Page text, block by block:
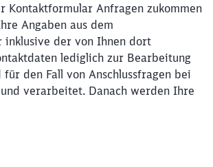
Kontaktformular Anfragen zukommen
Angaben aus dem
inklusive der von Ihnen dort
lediglich zur Bearbeitung
den Fall von Anschlussfragen bei
verarbeitet. Danach werden Ihre